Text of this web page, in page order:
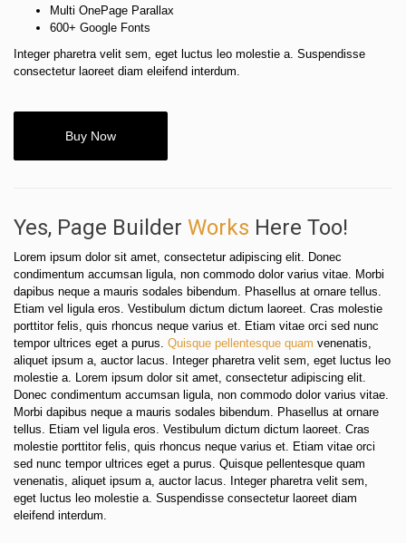
Multi OnePage Parallax
600+ Google Fonts
Integer pharetra velit sem, eget luctus leo molestie a. Suspendisse
consectetur laoreet diam eleifend interdum.
Buy Now
Yes, Page Builder Works Here Too!
Lorem ipsum dolor sit amet, consectetur adipiscing elit. Donec
condimentum accumsan ligula, non commodo dolor varius vitae. Morbi
dapibus neque a mauris sodales bibendum. Phasellus at ornare tellus.
Etiam vel ligula eros. Vestibulum dictum dictum laoreet. Cras molestie
porttitor felis, quis rhoncus neque varius et. Etiam vitae orci sed nunc
tempor ultrices eget a purus. Quisque pellentesque quam venenatis,
aliquet ipsum a, auctor lacus. Integer pharetra velit sem, eget luctus leo
molestie a. Lorem ipsum dolor sit amet, consectetur adipiscing elit.
Donec condimentum accumsan ligula, non commodo dolor varius vitae.
Morbi dapibus neque a mauris sodales bibendum. Phasellus at ornare
tellus. Etiam vel ligula eros. Vestibulum dictum dictum laoreet. Cras
molestie porttitor felis, quis rhoncus neque varius et. Etiam vitae orci
sed nunc tempor ultrices eget a purus. Quisque pellentesque quam
venenatis, aliquet ipsum a, auctor lacus. Integer pharetra velit sem,
eget luctus leo molestie a. Suspendisse consectetur laoreet diam
eleifend interdum.